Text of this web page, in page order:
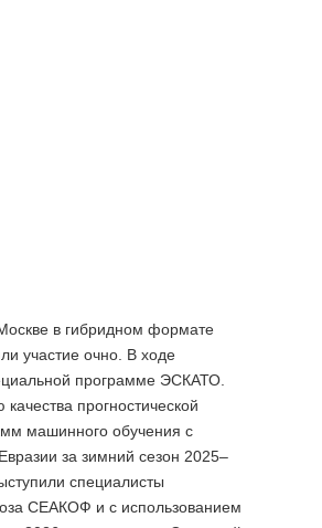
в гибридном формате
участие очно. В ходе
программе ЭСКАТО.
прогностической
машинного обучения с
за зимний сезон 2025–
специалисты
СЕАКОФ и с использованием